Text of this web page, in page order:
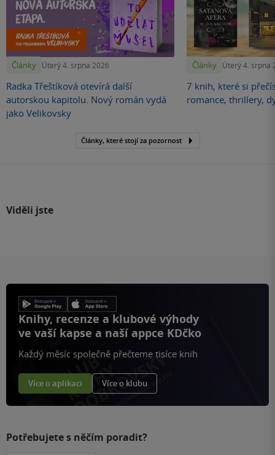
Články Úterý 4. srpna 2026
Radka Třeštíková otevírá další
autorskou kapitolu. Nový román vydá
jako Velikovsky
Články Úterý 4. srpna
7 knih, které si
romance, thrillery,
Články, které stojí za pozornost
Viděli jste
Knihy, recenze a klubové výhody
ve vaší kapse a naší appce KDčko
Každý měsíc společně přečteme tisíce knih
Více o aplikaci Více o klubu
Potřebujete s něčím poradit?